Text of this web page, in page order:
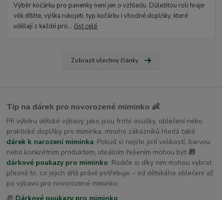
Výběr kočárku pro panenky není jen o vzhledu. Důležitou roli hraje
věk dítěte, výška rukojeti, typ kočárku i vhodné doplňky, které
udělají z každé pro...číst celé
Zobrazit všechny články
Tip na dárek pro novorozené miminko 👶
Při výběru dětské výbavy, jako jsou froté osušky, oblečení nebo
praktické doplňky pro miminka, mnoho zákazníků hledá také
dárek k narození miminka. Pokud si nejste jistí velikostí, barvou
nebo konkrétním produktem, ideálním řešením mohou být 🎁
dárkové poukazy pro miminko. Rodiče si díky nim mohou vybrat
přesně to, co jejich dítě právě potřebuje – od dětského oblečení až
po výbavu pro novorozené miminko.